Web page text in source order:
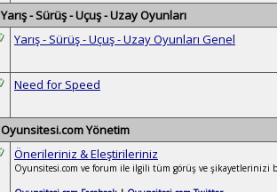
Yarış - Sürüş - Uçuş - Uzay Oyunları
Yarış - Sürüş - Uçuş - Uzay Oyunları Genel
Need for Speed
Oyunsitesi.com Yönetim
Önerileriniz & Eleştirileriniz
Oyunsitesi.com ve forum ile ilgili tüm görüş ve şikayetlerinizi